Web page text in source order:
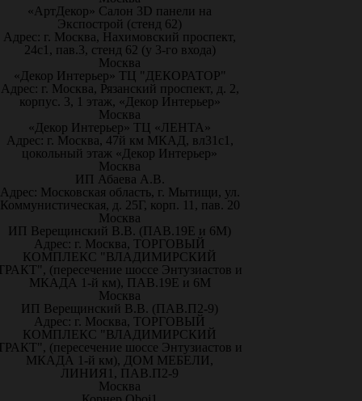
«АртДекор» Салон 3D панели на
Экспострой (стенд 62)
Адрес: г. Москва, Нахимовский проспект,
24с1, пав.3, стенд 62 (у 3-го входа)
Москва
«Декор Интерьер» ТЦ "ДЕКОРАТОР"
Адрес: г. Москва, Рязанский проспект, д. 2,
корпус. 3, 1 этаж, «Декор Интерьер»
Москва
«Декор Интерьер» ТЦ «ЛЕНТА»
Адрес: г. Москва, 47й км МКАД, вл31с1,
цокольный этаж «Декор Интерьер»
Москва
ИП Абаева А.В.
Адрес: Московская область, г. Мытищи, ул.
Коммунистическая, д. 25Г, корп. 11, пав. 20
Москва
ИП Верещинский В.В. (ПАВ.19Е и 6М)
Адрес: г. Москва, ТОРГОВЫЙ
КОМПЛЕКС "ВЛАДИМИРСКИЙ
(пересечение шоссе Энтузиастов и
МКАДА 1-й км), ПАВ.19Е и 6М
Москва
ИП Верещинский В.В. (ПАВ.П2-9)
Адрес: г. Москва, ТОРГОВЫЙ
КОМПЛЕКС "ВЛАДИМИРСКИЙ
(пересечение шоссе Энтузиастов и
МКАДА 1-й км), ДОМ МЕБЕЛИ,
ЛИНИЯ1, ПАВ.П2-9
Москва